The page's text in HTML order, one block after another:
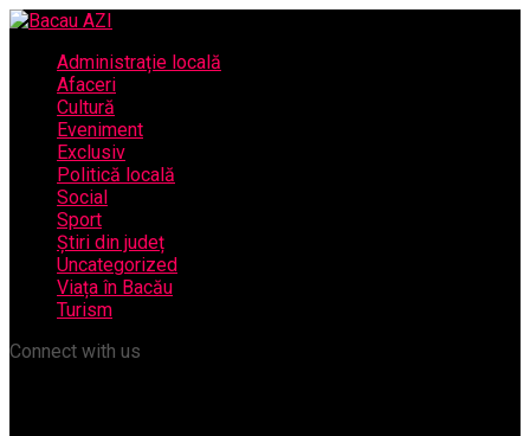
Administrație locală
Afaceri
Cultură
Eveniment
Exclusiv
Politică locală
Social
Sport
Știri din județ
Uncategorized
Viața în Bacău
Turism
Connect with us